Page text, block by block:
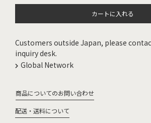
カートに入れる
Customers outside Japan, please
inquiry desk.
Global Network
商品についてのお問い合わせ
配送・送料について